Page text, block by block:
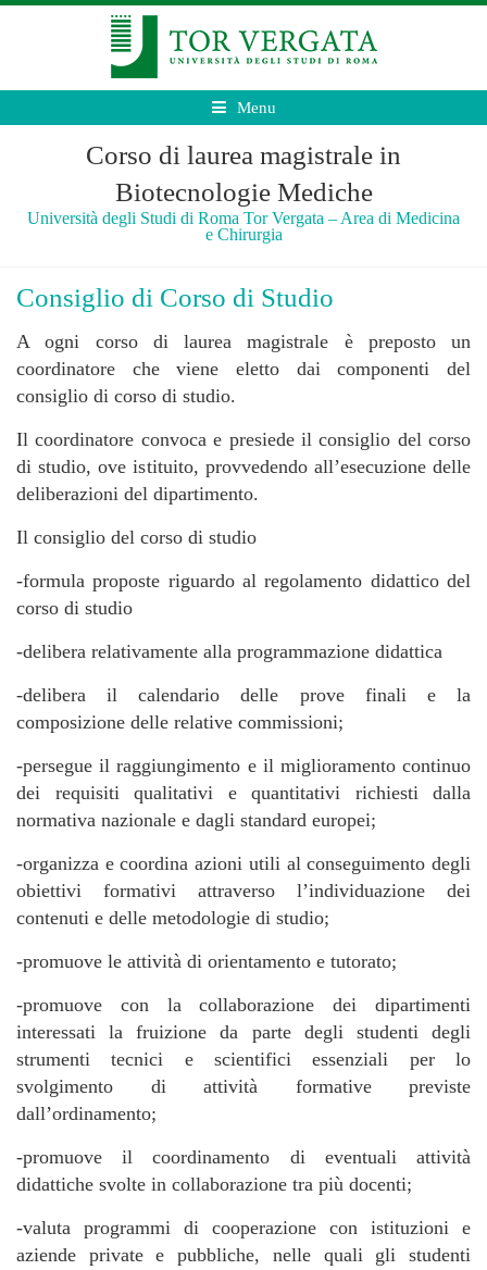
Menu
Corso di laurea magistrale in
Biotecnologie Mediche
Università degli Studi di Roma Tor Vergata – Area di Medicina
e Chirurgia
Consiglio di Corso di Studio
A ogni corso di laurea magistrale è preposto un
coordinatore che viene eletto dai componenti del
consiglio di corso di studio.
Il coordinatore convoca e presiede il consiglio del corso
di studio, ove istituito, provvedendo all’esecuzione delle
deliberazioni del dipartimento.
Il consiglio del corso di studio
-formula proposte riguardo al regolamento didattico del
corso di studio
-delibera relativamente alla programmazione didattica
-delibera il calendario delle prove finali e la
composizione delle relative commissioni;
-persegue il raggiungimento e il miglioramento continuo
dei requisiti qualitativi e quantitativi richiesti dalla
normativa nazionale e dagli standard europei;
-organizza e coordina azioni utili al conseguimento degli
obiettivi formativi attraverso l’individuazione dei
contenuti e delle metodologie di studio;
-promuove le attività di orientamento e tutorato;
-promuove con la collaborazione dei dipartimenti
interessati la fruizione da parte degli studenti degli
strumenti tecnici e scientifici essenziali per lo
svolgimento di attività formative previste
dall’ordinamento;
-promuove il coordinamento di eventuali attività
didattiche svolte in collaborazione tra più docenti;
-valuta programmi di cooperazione con istituzioni e
aziende private e pubbliche, nelle quali gli studenti